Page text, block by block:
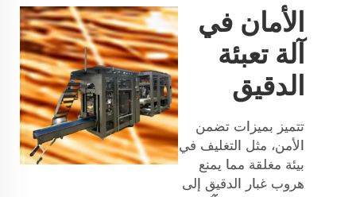
الأمان في
آلة تعبئة
الدقيق
تتميز بميزات تضمن
الأمن، مثل التغليف في
بيئة مغلقة مما يمنع
هروب غبار الدقيق إلى